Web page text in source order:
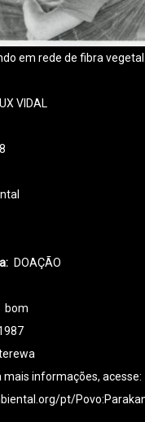
em rede de fibra vegetal.
VIDAL
DOAÇÃO
bom
mais informações, acesse:
pt/